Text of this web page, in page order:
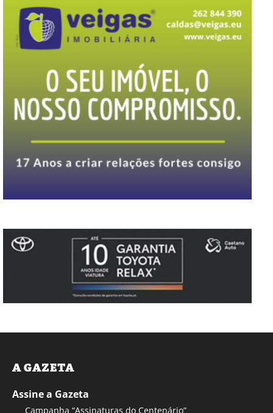
A GAZETA
Assine a Gazeta
Campanha “Assinaturas do Centenário”